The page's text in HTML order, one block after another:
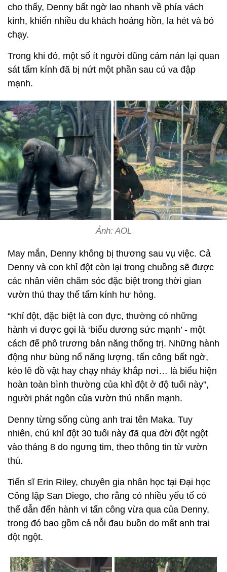
cho thấy, Denny bất ngờ lao nhanh về phía vách
kính, khiến nhiều du khách hoảng hồn, la hét và bỏ
chạy.
Trong khi đó, một số ít người dũng cảm nán lại quan
sát tấm kính đã bị nứt một phần sau cú va đập
mạnh.
Ảnh: AOL
May mắn, Denny không bị thương sau vụ việc. Cả
Denny và con khỉ đột còn lại trong chuồng sẽ được
các nhân viên chăm sóc đặc biệt trong thời gian
vườn thú thay thế tấm kính hư hỏng.
“Khỉ đột, đặc biệt là con đực, thường có những
hành vi được gọi là ‘biểu dương sức mạnh’ - một
cách để phô trương bản năng thống trị. Những hành
động như bùng nổ năng lượng, tấn công bất ngờ,
kéo lê đồ vật hay chạy nhảy khắp nơi… là biểu hiện
hoàn toàn bình thường của khỉ đột ở độ tuổi này”,
người phát ngôn của vườn thú nhấn mạnh.
Denny từng sống cùng anh trai tên Maka. Tuy
nhiên, chú khỉ đột 30 tuổi này đã qua đời đột ngột
vào tháng 8 do ngưng tim, theo thông tin từ vườn
thú.
Tiến sĩ Erin Riley, chuyên gia nhân học tại Đại học
Công lập San Diego, cho rằng có nhiều yếu tố có
thể dẫn đến hành vi tấn công vừa qua của Denny,
trong đó bao gồm cả nỗi đau buồn do mất anh trai
đột ngột.